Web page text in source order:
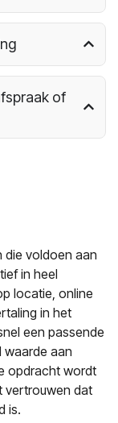
of
die voldoen aan
in heel
locatie, online
in het
een passende
waarde aan
opdracht wordt
vertrouwen dat
is.